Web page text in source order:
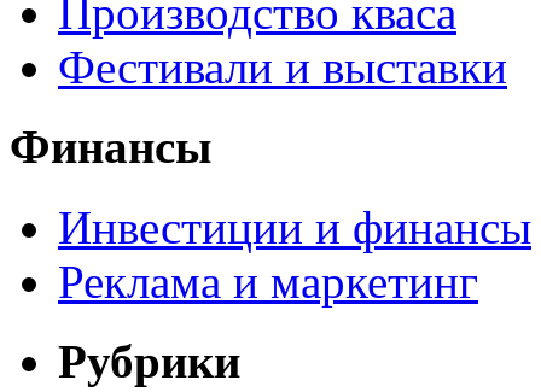
Производство кваса
Фестивали и выставки
Финансы
Инвестиции и финансы
Реклама и маркетинг
Рубрики